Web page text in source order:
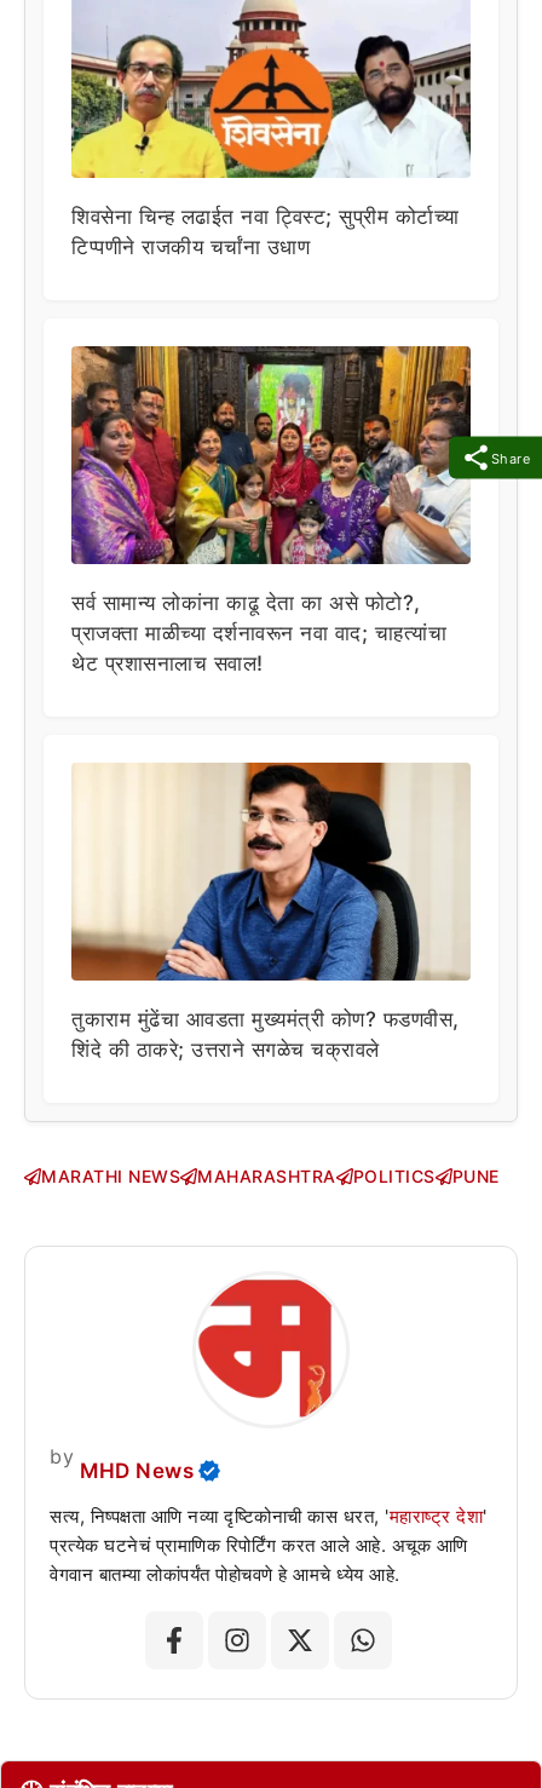
Share
शिवसेना चिन्ह लढाईत नवा ट्विस्ट; सुप्रीम कोर्टाच्या
टिप्पणीने राजकीय चर्चांना उधाण
सर्व सामान्य लोकांना काढू देता का असे फोटो?,
प्राजक्ता माळीच्या दर्शनावरून नवा वाद; चाहत्यांचा
थेट प्रशासनालाच सवाल!
तुकाराम मुंढेंचा आवडता मुख्यमंत्री कोण? फडणवीस,
शिंदे की ठाकरे; उत्तराने सगळेच चक्रावले
MARATHI NEWS MAHARASHTRA POLITICS PUNE
by
MHD News
सत्य, निष्पक्षता आणि नव्या दृष्टिकोनाची कास धरत, 'महाराष्ट्र देशा'
प्रत्येक घटनेचं प्रामाणिक रिपोर्टिंग करत आले आहे. अचूक आणि
वेगवान बातम्या लोकांपर्यंत पोहोचवणे हे आमचे ध्येय आहे.